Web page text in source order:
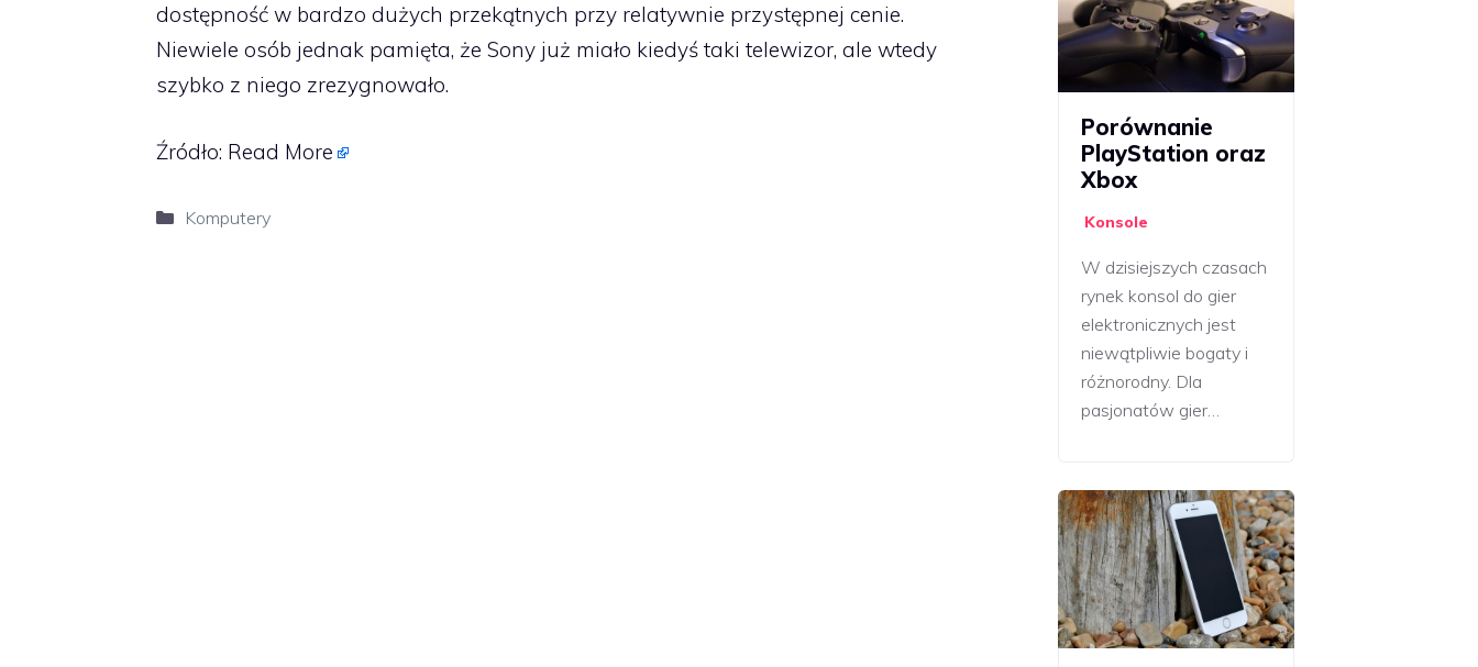
dostępność w bardzo dużych przekątnych przy relatywnie przystępnej cenie.
Niewiele osób jednak pamięta, że Sony już miało kiedyś taki telewizor, ale wtedy
szybko z niego zrezygnowało.
Źródło: Read More
Kategorie
Komputery
Porównanie
PlayStation oraz
Xbox
Konsole
W dzisiejszych czasach
rynek konsol do gier
elektronicznych jest
niewątpliwie bogaty i
różnorodny. Dla
pasjonatów gier…